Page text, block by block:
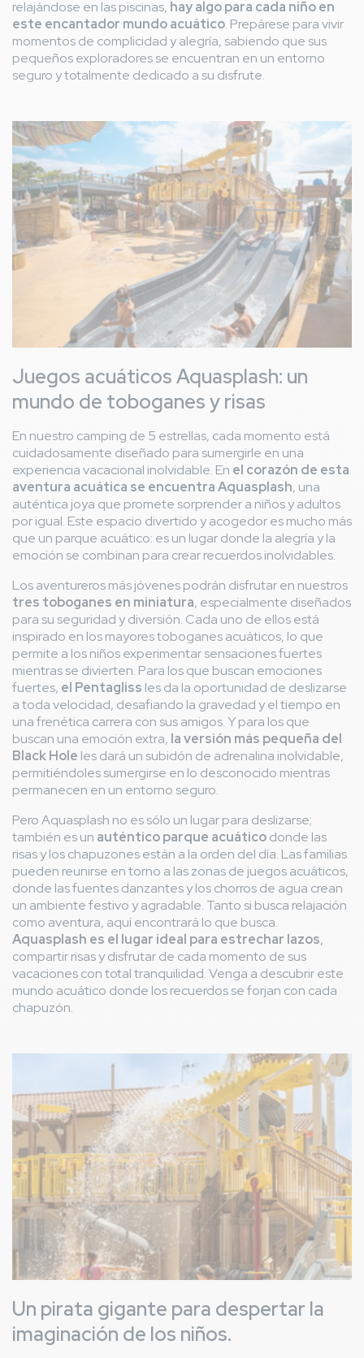
relajándose en las piscinas, hay algo para cada niño en
este encantador mundo acuático. Prepárese para vivir
momentos de complicidad y alegría, sabiendo que sus
pequeños exploradores se encuentran en un entorno
seguro y totalmente dedicado a su disfrute.
Imagen
Juegos acuáticos Aquasplash: un
mundo de toboganes y risas
En nuestro camping de 5 estrellas, cada momento está
cuidadosamente diseñado para sumergirle en una
experiencia vacacional inolvidable. En el corazón de esta
aventura acuática se encuentra Aquasplash, una
auténtica joya que promete sorprender a niños y adultos
por igual. Este espacio divertido y acogedor es mucho más
que un parque acuático: es un lugar donde la alegría y la
emoción se combinan para crear recuerdos inolvidables.
Los aventureros más jóvenes podrán disfrutar en nuestros
tres toboganes en miniatura, especialmente diseñados
para su seguridad y diversión. Cada uno de ellos está
inspirado en los mayores toboganes acuáticos, lo que
permite a los niños experimentar sensaciones fuertes
mientras se divierten. Para los que buscan emociones
fuertes, el Pentagliss les da la oportunidad de deslizarse
a toda velocidad, desafiando la gravedad y el tiempo en
una frenética carrera con sus amigos. Y para los que
buscan una emoción extra, la versión más pequeña del
Black Hole les dará un subidón de adrenalina inolvidable,
permitiéndoles sumergirse en lo desconocido mientras
permanecen en un entorno seguro.
Pero Aquasplash no es sólo un lugar para deslizarse;
también es un auténtico parque acuáticodonde las
risas y los chapuzones están a la orden del día. Las familias
pueden reunirse en torno a las zonas de juegos acuáticos,
donde las fuentes danzantes y los chorros de agua crean
un ambiente festivo y agradable. Tanto si busca relajación
como aventura, aquí encontrará lo que busca.
Aquasplash es el lugar ideal para estrechar lazos,
compartir risas y disfrutar de cada momento de sus
vacaciones con total tranquilidad. Venga a descubrir este
mundo acuático donde los recuerdos se forjan con cada
chapuzón.
Un pirata gigante para despertar la
imaginación de los niños.